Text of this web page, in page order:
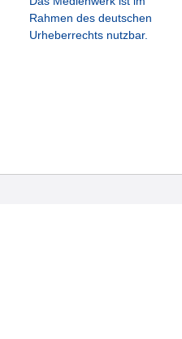
Rahmen des deutschen
Urheberrechts nutzbar.